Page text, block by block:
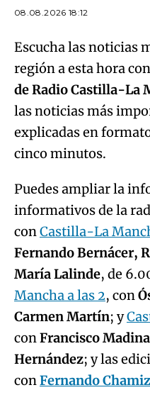
08.08.2026 18:12
Escucha las noticias
región a esta hora
de Radio Castilla-La
las noticias más
explicadas en
cinco minutos.
Puedes ampliar la
informativos de la
conCastilla-La
Fernando Bernácer,
María Lalinde, de
Mancha a las 2, con
Carmen Martín; y
conFrancisco
Hernández; y las
conFernando